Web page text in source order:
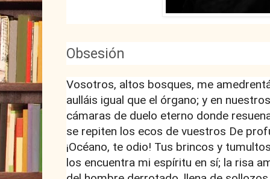
Obsesión
Vosotros, altos bosques, me
aulláis igual que el órgano; y en
cámaras de duelo eterno donde
se repiten los ecos de vuestros De
¡Océano, te odio! Tus brincos y
los encuentra mi espíritu en sí; la risa